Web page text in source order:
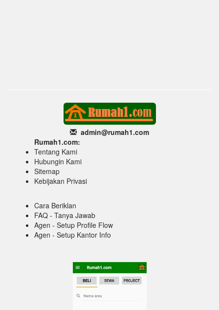
admin@rumah1.com
Rumah1.com:
Tentang Kami
Hubungin Kami
Sitemap
Kebijakan Privasi
Cara Beriklan
FAQ - Tanya Jawab
Agen - Setup Profile Flow
Agen - Setup Kantor Info